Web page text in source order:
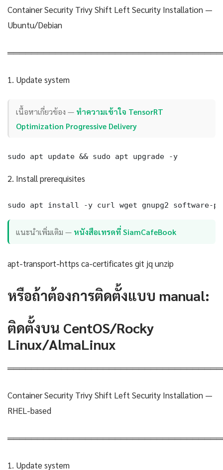
Container Security Trivy Shift Left Security Installation —
Ubuntu/Debian
1. Update system
เนื้อหาเกี่ยวข้อง — ทำความเข้าใจ TensorRT
Optimization Progressive Delivery
sudo apt update && sudo apt upgrade -y
2. Install prerequisites
sudo apt install -y curl wget gnupg2 software-
แนะนำเพิ่มเติม — หนังสือเทรดที่ SiamCafeBook
apt-transport-https ca-certificates git jq unzip
หรือถ้าต้องการติดตั้งแบบ manual:
ติดตั้งบน CentOS/Rocky
Linux/AlmaLinux
Container Security Trivy Shift Left Security Installation —
RHEL-based
1. Update system